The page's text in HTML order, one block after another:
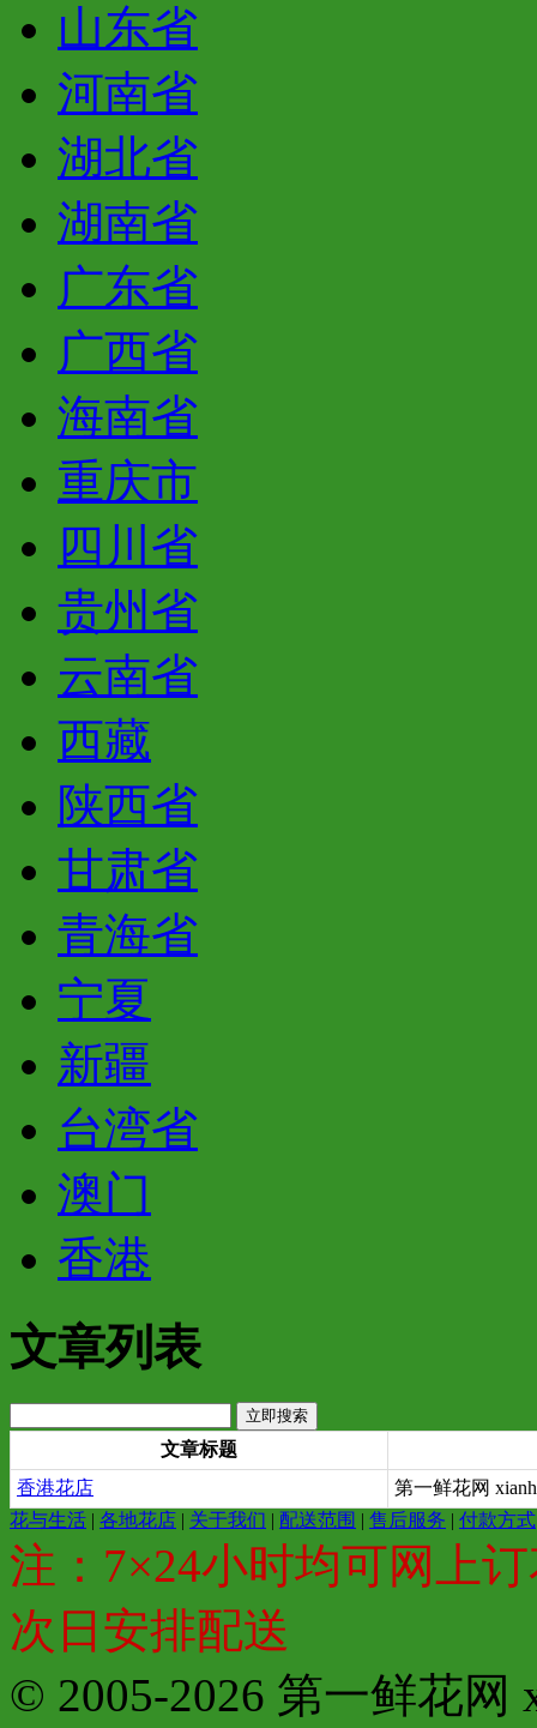
山东省
河南省
湖北省
湖南省
广东省
广西省
海南省
重庆市
四川省
贵州省
云南省
西藏
陕西省
甘肃省
青海省
宁夏
新疆
台湾省
澳门
香港
文章列表
文章标题
香港花店
第一鲜花网
花与生活 | 各地花店 | 关于我们 | 配送范围 | 售后服务 | 付款方式
注：7×24小时均可网上
次日安排配送
© 2005-2026 第一鲜花网